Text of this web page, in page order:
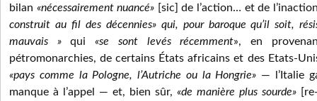
bilan «nécessairement nuancé» [sic] de l’action… et de
construit au fil des décennies» qui, pour baroque qu’il soit,
mauvais »qui«se sont levés récemment», en
pétromonarchies, de certains États africains et des Etats-
«pays comme la Pologne, l’Autriche ou la Hongrie» — l’Italie
manque à l’appel — et, bien sûr, «de manière plus sourde»